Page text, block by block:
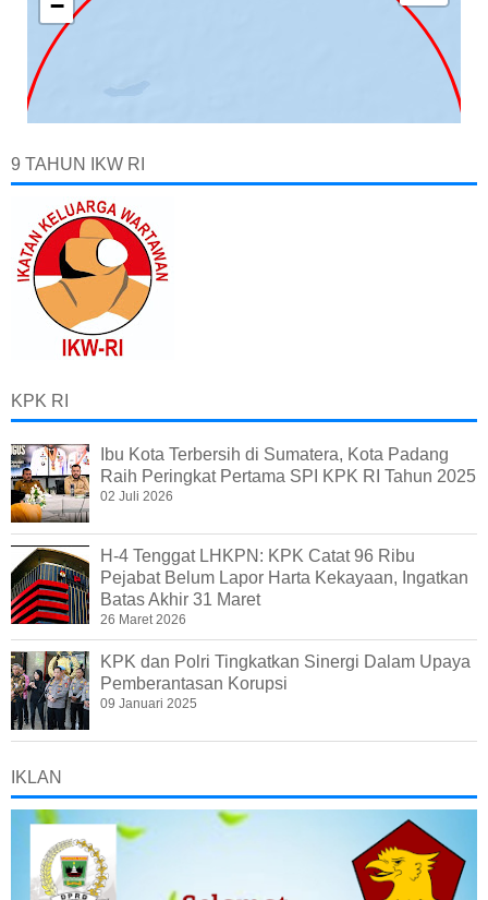
9 TAHUN IKW RI
KPK RI
Ibu Kota Terbersih di Sumatera, Kota Padang
Raih Peringkat Pertama SPI KPK RI Tahun 2025
02 Juli 2026
H-4 Tenggat LHKPN: KPK Catat 96 Ribu
Pejabat Belum Lapor Harta Kekayaan, Ingatkan
Batas Akhir 31 Maret
26 Maret 2026
KPK dan Polri Tingkatkan Sinergi Dalam Upaya
Pemberantasan Korupsi
09 Januari 2025
IKLAN